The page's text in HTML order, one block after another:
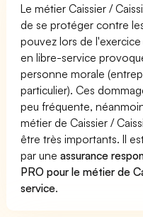
Le métier Caissier /
de se protéger contre
pouvez lors de
en libre-service
personne morale
particulier). Ces
peu fréquente,
métier de Caissier /
être très importants. Il
par uneassurance
PRO pour le métier de
service.